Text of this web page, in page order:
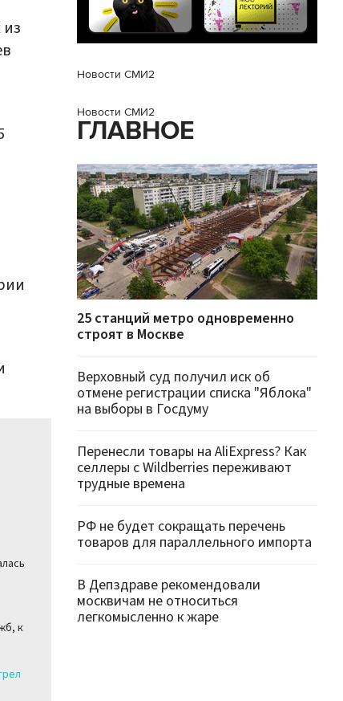
к
Новости СМИ2
Новости СМИ2
ГЛАВНОЕ
25 станций метро одновременно
строят в Москве
Верховный суд получил иск об
отмене регистрации списка "Яблока"
на выборы в Госдуму
Перенесли товары на AliExpress? Как
селлеры с Wildberries переживают
трудные времена
РФ не будет сокращать перечень
товаров для параллельного импорта
В Депздраве рекомендовали
москвичам не относиться
легкомысленно к жаре